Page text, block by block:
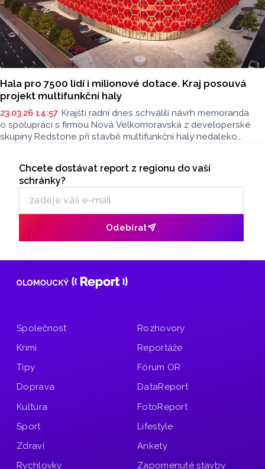
Hala pro 7500 lidí i milionové dotace. Kraj posouvá
projekt multifunkční haly
23.03.26 14:57 Krajští radní dnes schválili návrh memoranda
o spolupráci s firmou Nová Velkomoravská z developerské
skupiny Redstone při stavbě multifunkční haly nedaleko
hejtman Ladislav Okleštěk (ANO).
Odběr newsletteru
Chcete dostávat report z regionu do vaší
schránky?
Odebírat
Společnost
Krimi
Tipy
Doprava
Kultura
Sport
Zdraví
Rychlovky
Rozhovory
Reportáže
Fórum OR
DataReport
FotoReport
Lifestyle
Ankety
Zapomenuté stavby